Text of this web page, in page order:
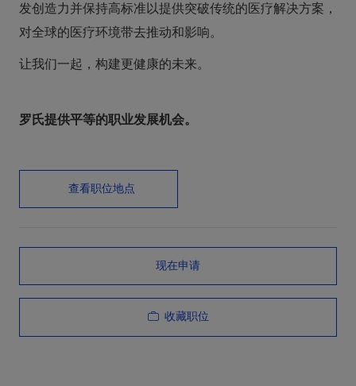
发创造力并保持高标准以提供突破传统的医疗解决方案，
对全球的医疗环境带去推动和影响。
让我们一起，构建更健康的未来。
罗氏提供平等的职业发展机会。
查看职位地点
现在申请
收藏职位